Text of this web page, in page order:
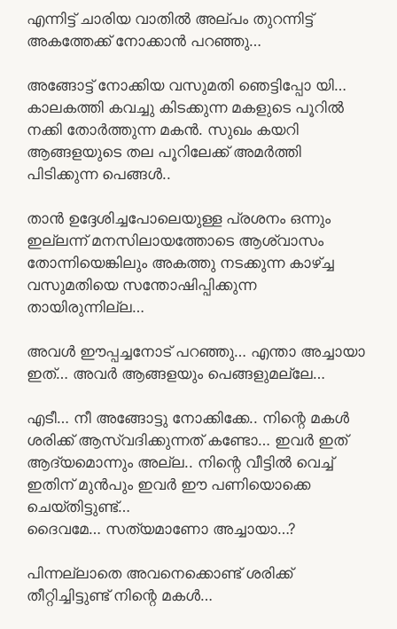
എന്നിട്ട് ചാരിയ വാതിൽ അല്പം തുറന്നിട്ട്
അകത്തേക്ക് നോക്കാൻ പറഞ്ഞു…
അങ്ങോട്ട് നോക്കിയ വസുമതി ഞെട്ടിപ്പോ യി…
കാലകത്തി കവച്ചു കിടക്കുന്ന മകളുടെ പൂറിൽ
നക്കി തോർത്തുന്ന മകൻ. സുഖം കയറി
ആങ്ങളയുടെ തല പൂറിലേക്ക് അമർത്തി
പിടിക്കുന്ന പെങ്ങൾ..
താൻ ഉദ്ദേശിച്ചപോലെയുള്ള പ്രശനം ഒന്നും
ഇല്ലന്ന് മനസിലായത്തോടെ ആശ്വാസം
തോന്നിയെങ്കിലും അകത്തു നടക്കുന്ന കാഴ്ച്ച
വസുമതിയെ സന്തോഷിപ്പിക്കുന്ന
തായിരുന്നില്ല…
അവൾ ഈപ്പച്ചനോട്‌ പറഞ്ഞു… എന്താ അച്ചായാ
ഇത്… അവർ ആങ്ങളയും പെങ്ങളുമല്ലേ…
എടീ… നീ അങ്ങോട്ടു നോക്കിക്കേ.. നിന്റെ മകൾ
ശരിക്ക് ആസ്വദിക്കുന്നത് കണ്ടോ… ഇവർ ഇത്
ആദ്യമൊന്നും അല്ല.. നിന്റെ വീട്ടിൽ വെച്ച്
ഇതിന് മുൻപും ഇവർ ഈ പണിയൊക്കെ
ചെയ്തിട്ടുണ്ട്…
ദൈവമേ… സത്യമാണോ അച്ചായാ…?
പിന്നല്ലാതെ അവനെക്കൊണ്ട് ശരിക്ക്
തീറ്റിച്ചിട്ടുണ്ട് നിന്റെ മകൾ…